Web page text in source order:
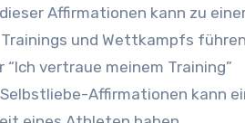
Affirmationen kann zu
und Wettkampfs
vertraue meinem Training”
Affirmationen kann